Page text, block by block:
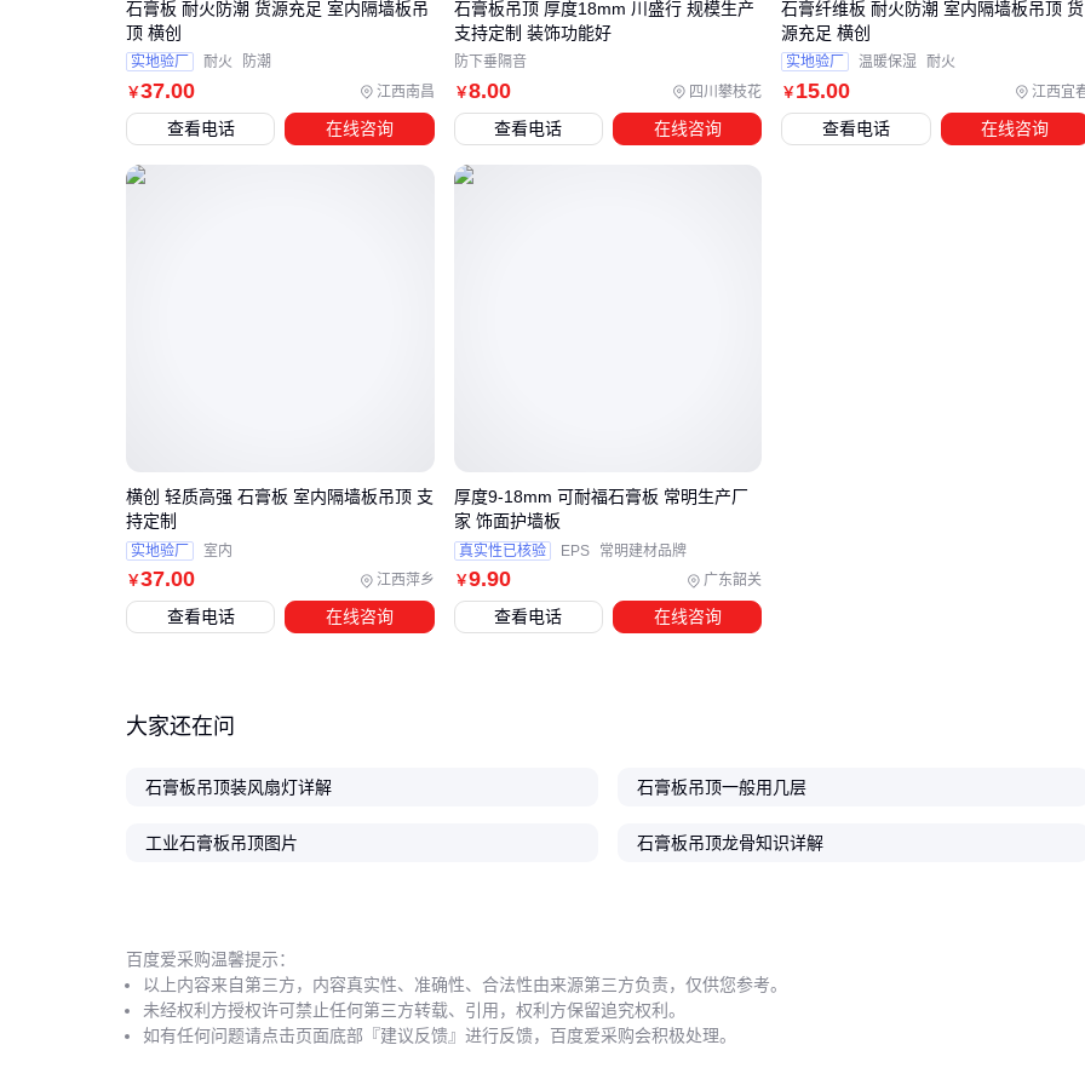
容易遗漏：
普通玻璃胶遇火即熔，必须选用耐温≥400℃的防火密封胶
五、消防检查最常开的罚单，就藏在这3个位置
即使材料全部达标，施工细节不到位仍会导致验收失败：
管线穿孔处：要用防火泥封堵密实，预留伸缩缝
接缝处理：V型槽+嵌缝石膏+防裂带的"三明治"做法最可靠
防火吊顶是个系统工程，从轻钢龙骨
扣。如果预算有限，宁可降低装饰效果也要确保防火性能——
￥37.00 江西南昌
石膏板 耐火防潮 货源充足 室内隔墙板吊
顶 横创
实地验厂 耐火 防潮
查看电话 在线咨询
￥8.00 四川攀枝花
石膏板吊顶 厚度18mm 川盛行 规模生产
支持定制 装饰功能好
防下垂隔音
查看电话 在线咨询
￥15.00 江西宜
石膏纤维板 耐火防潮 室内隔墙板吊顶 货
源充足 横创
实地验厂 温暖保湿 耐火
查看电话 在线咨询
￥37.00 江西萍乡
横创 轻质高强 石膏板 室内隔墙板吊顶 支
持定制
实地验厂 室内
查看电话 在线咨询
￥9.90 广东韶关
厚度9-18mm 可耐福石膏板 常明生产厂
家 饰面护墙板
真实性已核验 EPS 常明建材品牌
查看电话 在线咨询
大家还在问
石膏板吊顶装风扇灯详解 石膏板吊顶一般用几层
工业石膏板吊顶图片 石膏板吊顶龙骨知识详解
百度爱采购温馨提示：
以上内容来自第三方，内容真实性、准确性、合法性由来源第三方负责，仅供您参考。
未经权利方授权许可禁止任何第三方转载、引用，权利方保留追究权利。
如有任何问题请点击页面底部『建议反馈』进行反馈，百度爱采购会积极处理。